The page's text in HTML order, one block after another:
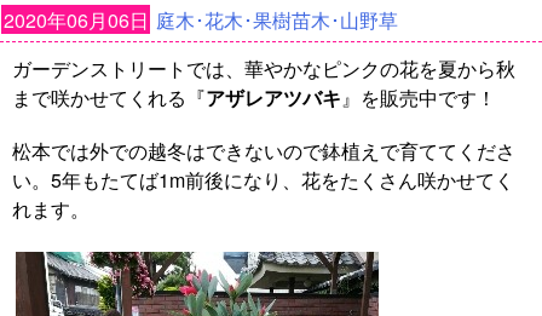
2020年06月06日 庭木･花木･果樹苗木･山野草
ガーデンストリートでは、華やかなピンクの花を夏から秋
まで咲かせてくれる『アザレアツバキ』を販売中です！
松本では外での越冬はできないので鉢植えで育ててくださ
い。5年もたてば1m前後になり、花をたくさん咲かせてく
れます。